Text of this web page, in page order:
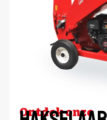
Ontdek onze